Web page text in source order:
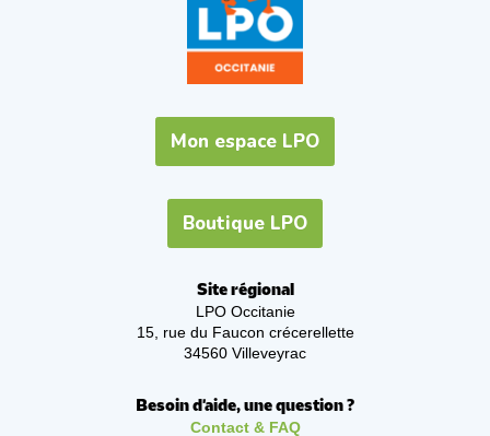
Mon espace LPO
Boutique LPO
Site régional
LPO Occitanie
15, rue du Faucon crécerellette
34560 Villeveyrac
Besoin d'aide, une question ?
Contact & FAQ